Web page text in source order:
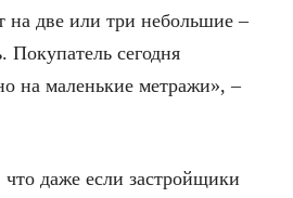
на две или три небольшие –
Покупатель сегодня
на маленькие метражи», –
даже если застройщики